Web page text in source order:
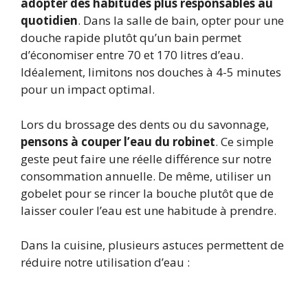
adopter des habitudes plus responsables au
quotidien. Dans la salle de bain, opter pour une
douche rapide plutôt qu’un bain permet
d’économiser entre 70 et 170 litres d’eau.
Idéalement, limitons nos douches à 4-5 minutes
pour un impact optimal.
Lors du brossage des dents ou du savonnage,
pensons à couper l’eau du robinet. Ce simple
geste peut faire une réelle différence sur notre
consommation annuelle. De même, utiliser un
gobelet pour se rincer la bouche plutôt que de
laisser couler l’eau est une habitude à prendre.
Dans la cuisine, plusieurs astuces permettent de
réduire notre utilisation d’eau :